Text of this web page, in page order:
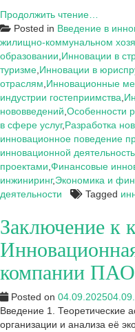
Продолжить чтение…
к
ПАО
Posted in Введение в
жилищно-коммунальном
образовании Инновации в
туризме Инновации в
отраслям Инновационные
индустрии гостеприимства
нововведений Особенности
в сфере услуг,Разработка
инновационное поведение
инновационной
проектами Финансовые
инжиниринг,Экономика и
деятельности
Tagged
Заключение к
компании ПАО
Posted on 04.09.2025
Введение 1. Теоретические
организации и анализа её